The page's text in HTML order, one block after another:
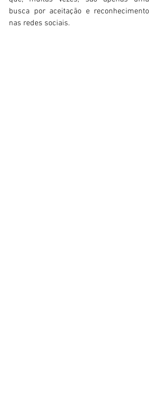
busca por aceitação e reconhecimento
nas redes sociais.